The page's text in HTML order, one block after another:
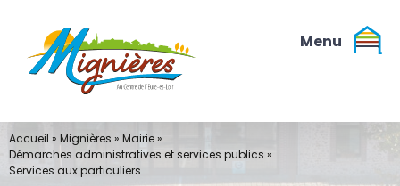
contenu
Accueil » Mignières » Mairie»
Démarches administratives et services publics »
Services aux particuliers